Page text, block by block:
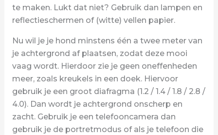
te maken. Lukt dat niet? Gebruik dan lampen en
reflectieschermen of (witte) vellen papier.
Nu wil je je hond minstens één a twee meter van
je achtergrond af plaatsen, zodat deze mooi
vaag wordt. Hierdoor zie je geen oneffenheden
meer, zoals kreukels in een doek. Hiervoor
gebruik je een groot diafragma (1.2 / 1.4 / 1.8 / 2.8 /
4.0). Dan wordt je achtergrond onscherp en
zacht. Gebruik je een telefooncamera dan
gebruik je de portretmodus of als je telefoon die